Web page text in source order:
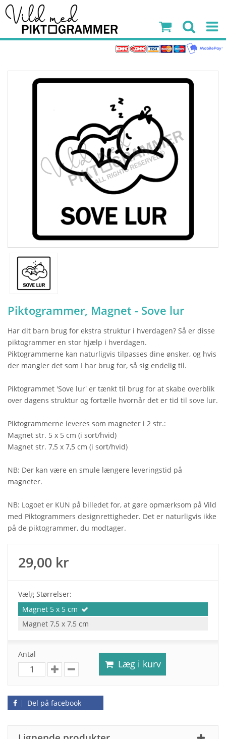
Piktogrammer, Magnet - Sove lur
Har dit barn brug for ekstra struktur i hverdagen? Så er disse
piktogrammer en stor hjælp i hverdagen.
Piktogrammerne kan naturligvis tilpasses dine ønsker, og hvis
der mangler det som I har brug for, så sig endelig til.
Piktogrammet 'Sove lur' er tænkt til brug for at skabe overblik
over dagens struktur og fortælle hvornår det er tid til sove lur.
Piktogrammerne leveres som magneter i 2 str.:
Magnet str. 5 x 5 cm (i sort/hvid)
Magnet str. 7,5 x 7,5 cm (i sort/hvid)
NB: Der kan være en smule længere leveringstid på
magneter.
NB: Logoet er KUN på billedet for, at gøre opmærksom på Vild
med Piktogrammers designrettigheder. Det er naturligvis ikke
på de piktogrammer, du modtager.
29,00 kr
Vælg Størrelser:
Magnet 5 x 5 cm
Magnet 7,5 x 7,5 cm
Antal
Læg i kurv
Del på facebook